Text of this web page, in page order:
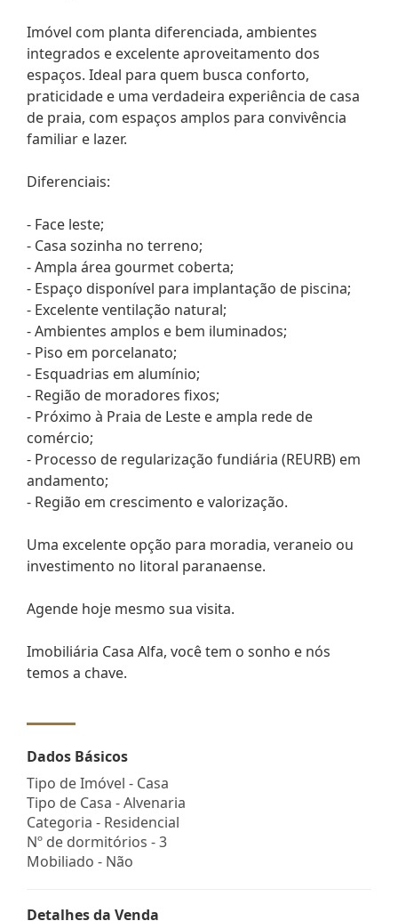
Imóvel com planta diferenciada, ambientes
integrados e excelente aproveitamento dos
espaços. Ideal para quem busca conforto,
praticidade e uma verdadeira experiência de casa
de praia, com espaços amplos para convivência
familiar e lazer.
Diferenciais:
- Face leste;
- Casa sozinha no terreno;
- Ampla área gourmet coberta;
- Espaço disponível para implantação de piscina;
- Excelente ventilação natural;
- Ambientes amplos e bem iluminados;
- Piso em porcelanato;
- Esquadrias em alumínio;
- Região de moradores fixos;
- Próximo à Praia de Leste e ampla rede de
comércio;
- Processo de regularização fundiária (REURB) em
andamento;
- Região em crescimento e valorização.
Uma excelente opção para moradia, veraneio ou
investimento no litoral paranaense.
Agende hoje mesmo sua visita.
Imobiliária Casa Alfa, você tem o sonho e nós
temos a chave.
Dados Básicos
Tipo de Imóvel - Casa
Tipo de Casa - Alvenaria
Categoria - Residencial
Nº de dormitórios - 3
Mobiliado - Não
Detalhes da Venda